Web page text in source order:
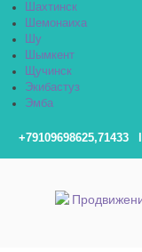
Шахтинск
Шемонаиха
Шу
Шымкент
Щучинск
Экибастуз
Эмба
+79109698625,71433